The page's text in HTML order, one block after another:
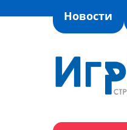
Новости